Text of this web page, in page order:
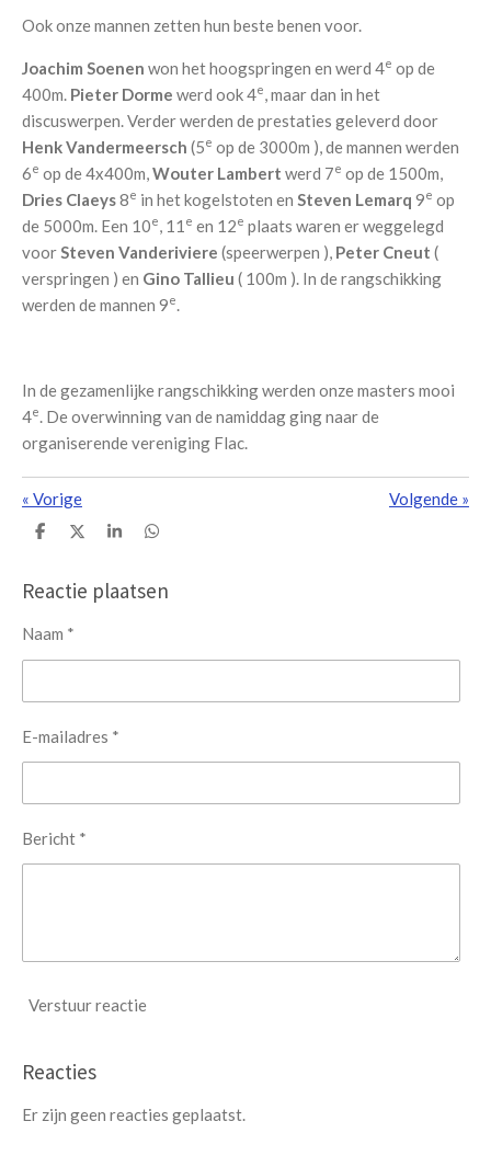
Ook onze mannen zetten hun beste benen voor.
Joachim Soenen won het hoogspringen en werd 4e op de
400m. Pieter Dorme werd ook 4e, maar dan in het
discuswerpen. Verder werden de prestaties geleverd door
Henk Vandermeersch (5e op de 3000m ), de mannen werden
6e op de 4x400m,Wouter Lambert werd 7e op de 1500m,
Dries Claeys8e in het kogelstoten en Steven Lemarq 9e op
de 5000m. Een 10e, 11 e en 12e plaats waren er weggelegd
voorSteven Vanderiviere (speerwerpen ), Peter Cneut (
verspringen ) en Gino Tallieu ( 100m ). In de rangschikking
werden de mannen 9e.
In de gezamenlijke rangschikking werden onze masters mooi
4e. De overwinning van de namiddag ging naar de
organiserende vereniging Flac.
« Vorige Volgende »
D
e
n
D
l
S
r
e
D
e
n
Reactie plaatsen
Naam *
E-mailadres *
Bericht *
Verstuur reactie
Reacties
Er zijn geen reacties geplaatst.